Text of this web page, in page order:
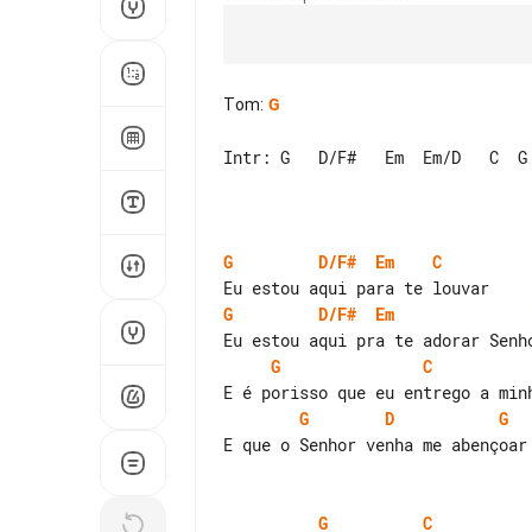
Tom: G
Intr: G   D/F#   Em  Em/D   C  G
G D/F# Em
C
G
D/F# Em
G
C
G
D
G
E que o Senhor venha me abençoar
G C